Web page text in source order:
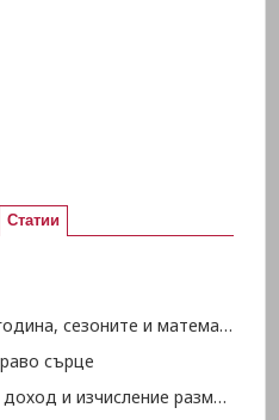
Статии
Високосната година, сезоните и математиката
сърце
Осигурителен доход и изчисление размер на пенсии - 2